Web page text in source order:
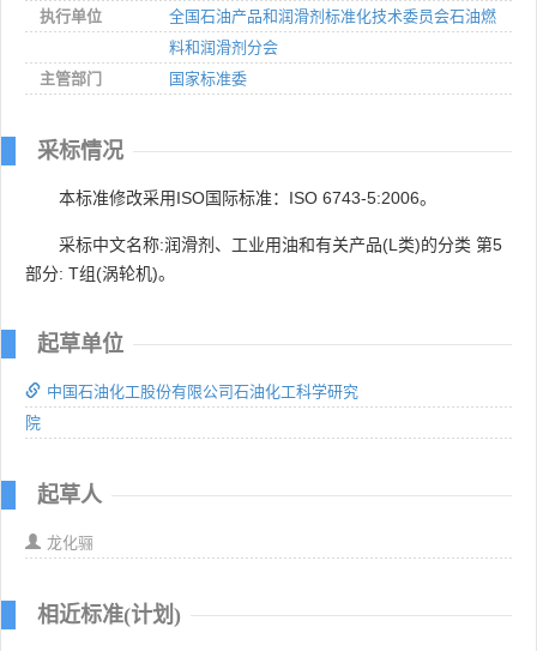
执行单位
全国石油产品和润滑剂标准化技术委员会石油燃
料和润滑剂分会
主管部门
国家标准委
采标情况
本标准修改采用ISO国际标准：ISO 6743-5:2006。
采标中文名称:润滑剂、工业用油和有关产品(L类)的分类 第5
部分: T组(涡轮机)。
起草单位
中国石油化工股份有限公司石油化工科学研究
院
起草人
龙化骊
相近标准(计划)